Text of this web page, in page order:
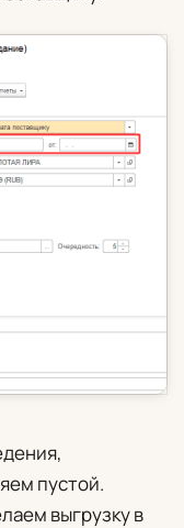
пустой.
выгрузку в